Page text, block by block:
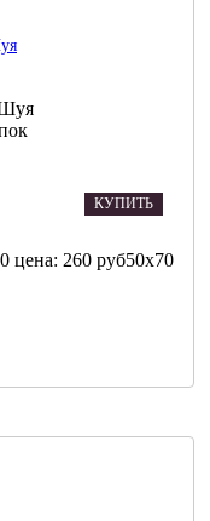
КУПИТЬ
цена: 260 руб50х70